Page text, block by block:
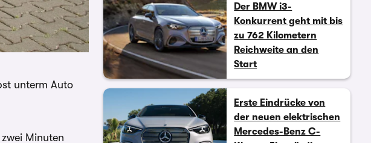
unterm Auto
Minuten
Der BMW i3-
Konkurrent geht mit bis
zu 762 Kilometern
Reichweite an den
Start
Erste Eindrücke von
der neuen elektrischen
Mercedes-Benz C-